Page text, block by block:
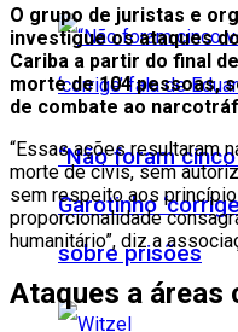
“Não foram
Garotinho
sobre prisões
O grupo de juristas e
investigue os ataques
Cariba a partir do final
morte de 104 pessoas,
de combate ao
“Essas ações resultaram
morte de civis, sem
sem respeito aos
proporcionalidade
humanitário”, diz a
Ataques a áreas